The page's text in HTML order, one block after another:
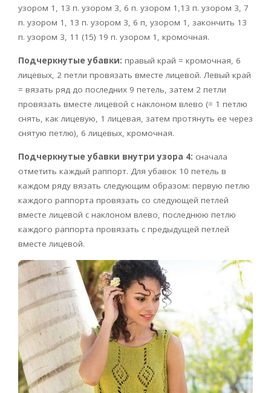
узором 1, 13 п. узором 3, 6 п. узором 1,13 п. узором 3, 7
п. узором 1, 13 п. узором 3, 6 п, узором 1, закончить 13
п. узором 3, 11 (15) 19 п. узором 1, кромочная.
Подчеркнутые убавки: правый край = кромочная, 6
лицевых, 2 петли провязать вместе лицевой. Левый край
= вязать ряд до последних 9 петель, затем 2 петли
провязать вместе лицевой с наклоном влево (= 1 петлю
снять, как лицевую, 1 лицевая, затем протянуть ее через
снятую петлю), 6 лицевых, кромочная.
Подчеркнутые убавки внутри узора 4: сначала
отметить каждый раппорт. Для убавок 10 петель в
каждом ряду вязать следующим образом: первую петлю
каждого раппорта провязать со следующей петлей
вместе лицевой с наклоном влево, последнюю петлю
каждого раппорта провязать с предыдущей петлей
вместе лицевой.